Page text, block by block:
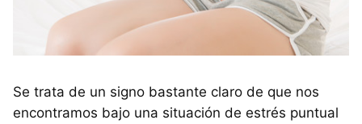
Se trata de un signo bastante claro de que nos
encontramos bajo una situación de estrés puntual